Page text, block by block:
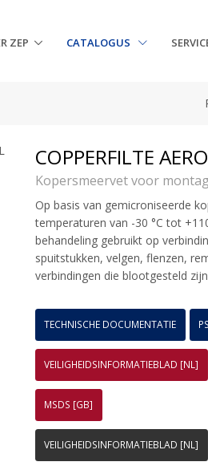
ZEP CATALOGUS
COPPERFILTE
Kopersmeervet voor
Op basis van gemicroniseerde
temperaturen van -30 °C tot
behandeling gebruikt op
spuitstukken, velgen, flenzen,
verbindingen die blootgesteld
TECHNISCHE DOCUMENTATIE
VEILIGHEIDSINFORMATIEBLAD [NL]
MSDS [GB]
VEILIGHEIDSINFORMATIEBLAD [NL]